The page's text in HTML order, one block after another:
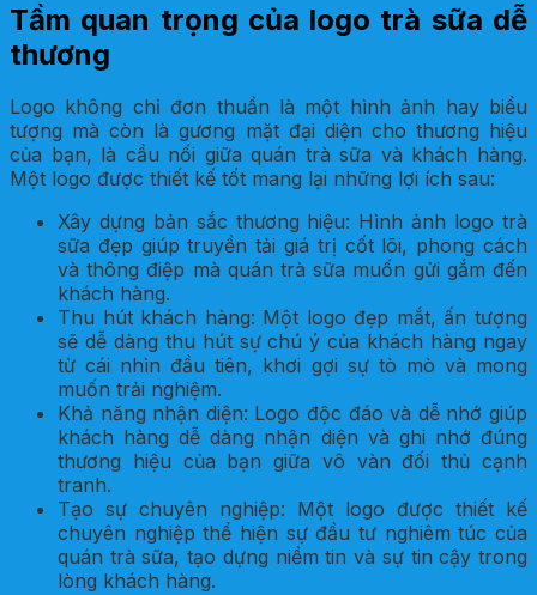
Tầm quan trọng của logo trà sữa dễ
thương
Logo không chỉ đơn thuần là một hình ảnh hay biểu
tượng mà còn là gương mặt đại diện cho thương hiệu
của bạn, là cầu nối giữa quán trà sữa và khách hàng.
Một logo được thiết kế tốt mang lại những lợi ích sau:
Xây dựng bản sắc thương hiệu: Hình ảnh logo trà
sữa đẹp giúp truyền tải giá trị cốt lõi, phong cách
và thông điệp mà quán trà sữa muốn gửi gắm đến
khách hàng.
Thu hút khách hàng: Một logo đẹp mắt, ấn tượng
sẽ dễ dàng thu hút sự chú ý của khách hàng ngay
từ cái nhìn đầu tiên, khơi gợi sự tò mò và mong
muốn trải nghiệm.
Khả năng nhận diện: Logo độc đáo và dễ nhớ giúp
khách hàng dễ dàng nhận diện và ghi nhớ đúng
thương hiệu của bạn giữa vô vàn đối thủ cạnh
tranh.
Tạo sự chuyên nghiệp: Một logo được thiết kế
chuyên nghiệp thể hiện sự đầu tư nghiêm túc của
quán trà sữa, tạo dựng niềm tin và sự tin cậy trong
lòng khách hàng.